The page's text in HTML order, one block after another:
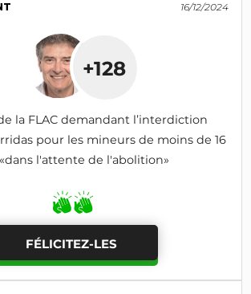
16/12/2024
+128
la FLAC demandant l’interdiction
pour les mineurs de moins de 16
l'attente de l'abolition»
FÉLICITEZ-LES